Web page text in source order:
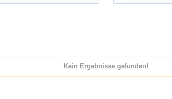
Kein Ergebnisse gefunden!